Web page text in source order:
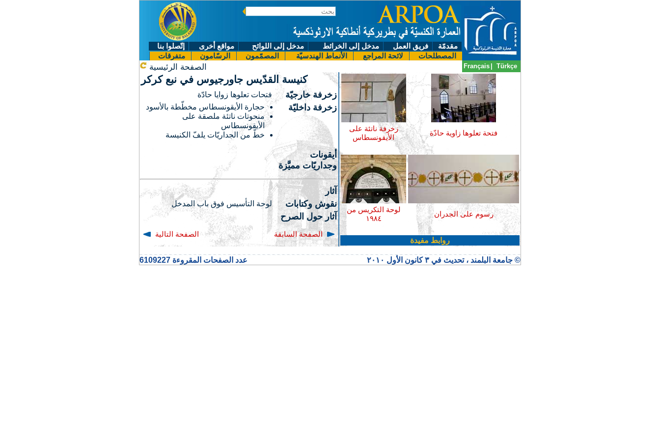
مقدمّة فريق العمل مدخل إلى الخرائط مدخل إلى اللوائح مواقع أخرى
إتّصلوا بنا
المصطلحات
لائحة المراجع الأنماط الهندسيّة المصمّمون الرسّامون متفرقات
Türkçe
Français الصفحة الرئيسية
فتحة تعلوها زاوية حادّة
زخرفة ناتئة على
الأيقونسطاس
رسوم على الجدران
لوحة التكريس من
١٩٨٤
روابط مفيدة
كنيسة القدّيس جاورجيوس في نبع كركر
زخرفة خارجيّة فتحات تعلوها زوايا حادّة
زخرفة داخليّة
حجارة الأيقونسطاس مخطّطة بالأسود
منحوتات ناتئة ملصقة على
الأيقونسطاس
خطّ من الجداريّات يلفّ الكنيسة
أيقونات
وجداريّات مميَّزة
آثار
نقوش وكتابات
لوحة التأسيس فوق باب المدخل
آثار حول الصرح
الصفحة السابقة الصفحة التالية
© جامعة البلمند ، تحديث في ٣ كانون الأول ٢٠١٠ عدد الصفحات المقروءة 6109227